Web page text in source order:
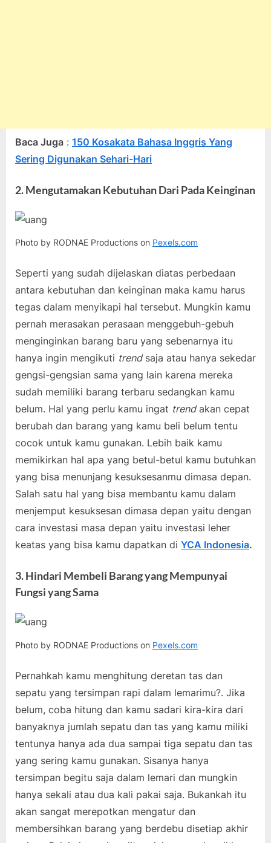
Baca Juga : 150 Kosakata Bahasa Inggris Yang
Sering Digunakan Sehari-Hari
2. Mengutamakan Kebutuhan Dari Pada Keinginan
Photo by RODNAE Productions on Pexels.com
Seperti yang sudah dijelaskan diatas perbedaan
antara kebutuhan dan keinginan maka kamu harus
tegas dalam menyikapi hal tersebut. Mungkin kamu
pernah merasakan perasaan menggebuh-gebuh
menginginkan barang baru yang sebenarnya itu
hanya ingin mengikuti trendsaja atau hanya sekedar
gengsi-gengsian sama yang lain karena mereka
sudah memiliki barang terbaru sedangkan kamu
belum. Hal yang perlu kamu ingat trendakan cepat
berubah dan barang yang kamu beli belum tentu
cocok untuk kamu gunakan. Lebih baik kamu
memikirkan hal apa yang betul-betul kamu butuhkan
yang bisa menunjang kesuksesanmu dimasa depan.
Salah satu hal yang bisa membantu kamu dalam
menjemput kesuksesan dimasa depan yaitu dengan
cara investasi masa depan yaitu investasi leher
keatas yang bisa kamu dapatkan di YCA Indonesia.
3. Hindari Membeli Barang yang Mempunyai
Fungsi yang Sama
Photo by RODNAE Productions on Pexels.com
Pernahkah kamu menghitung deretan tas dan
sepatu yang tersimpan rapi dalam lemarimu?. Jika
belum, coba hitung dan kamu sadari kira-kira dari
banyaknya jumlah sepatu dan tas yang kamu miliki
tentunya hanya ada dua sampai tiga sepatu dan tas
yang sering kamu gunakan. Sisanya hanya
tersimpan begitu saja dalam lemari dan mungkin
hanya sekali atau dua kali pakai saja. Bukankah itu
akan sangat merepotkan mengatur dan
membersihkan barang yang berdebu disetiap akhir